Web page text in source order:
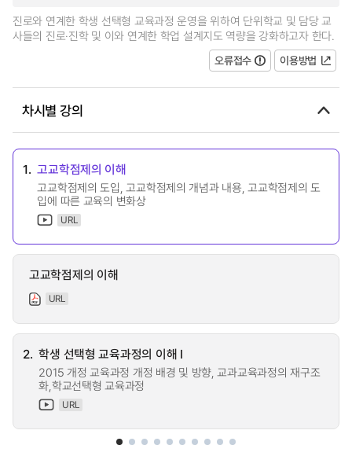
진로와 연계한 학생 선택형 교육과정 운영을 위하여 단위학교 및 담당 교
사들의 진로·진학 및 이와 연계한 학업 설계지도 역량을 강화하고자 한다.
오류접수
이용방법
차시별 강의
1. 고교학점제의 이해
고교학점제의 도입, 고교학점제의 개념과 내용, 고교학점제의 도
입에 따른 교육의 변화상
URL
고교학점제의 이해
URL
2. 학생 선택형 교육과정의 이해 Ⅰ
2015 개정 교육과정 개정 배경 및 방향, 교과교육과정의 재구조
화,학교선택형 교육과정
URL